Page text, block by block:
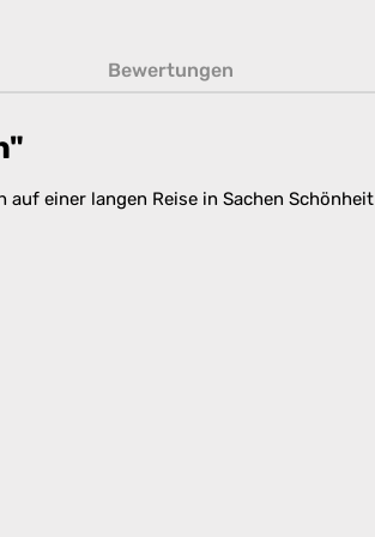
Bewertungen
einer langen Reise in Sachen Schönheit